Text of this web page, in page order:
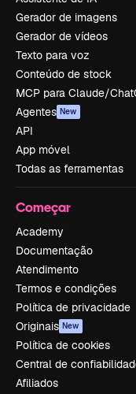
Gerador de imagens
Gerador de vídeos
Texto para voz
Conteúdo de stock
MCP para Claude/
Agentes New
API
App móvel
Todas as ferramentas
Começar
Academy
Documentação
Atendimento
Termos e condições
Política de privacidade
Originais New
Política de cookies
Central de
Afiliados